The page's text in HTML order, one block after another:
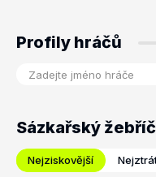
Profily hráčů
Sázkařský
Nejziskovější